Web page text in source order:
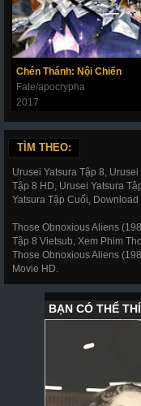
Chén Thánh: Nội Chiến
Fate/apocrypha
2017
TÌM THEO:
Urusei Yatsura Tập 8,
Tập 8 HD, Urusei Yatsura
Yatsura Tập Cuối, Download
Those Obnoxious Aliens
Tập 8 Vietsub, Xem Phim
Those Obnoxious Aliens
Movie HD.